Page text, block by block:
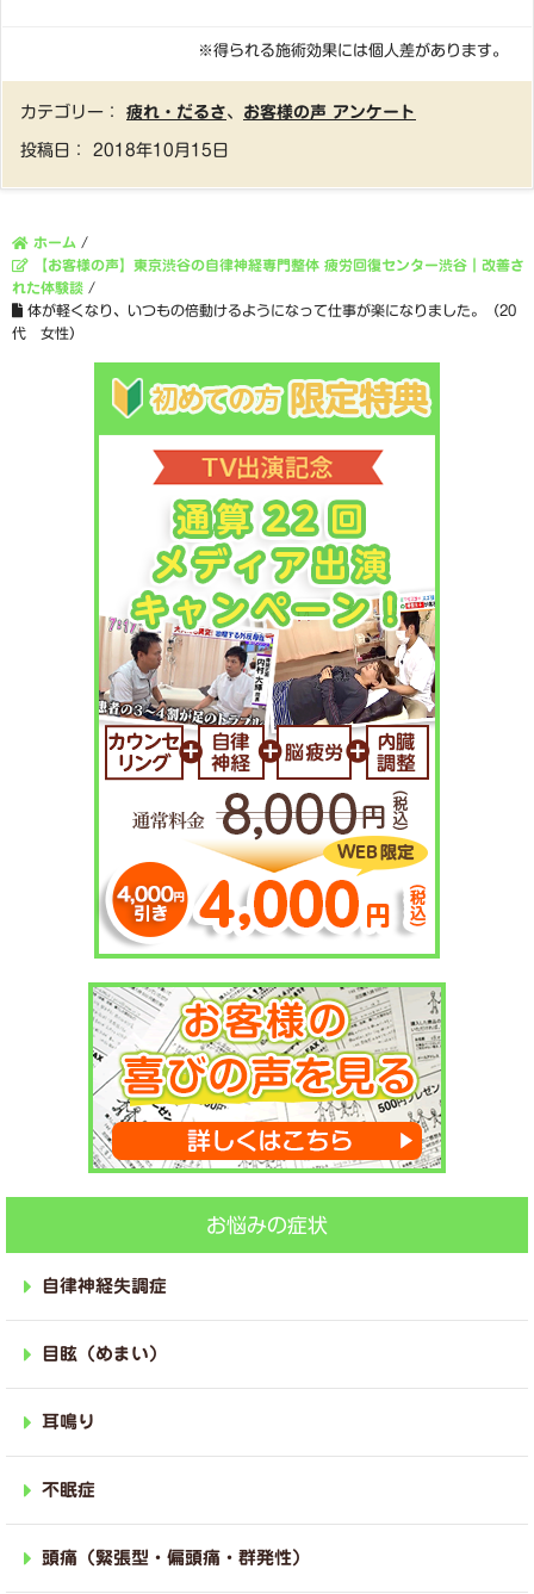
※得られる施術効果には個人差があります。
カテゴリー： 疲れ・だるさ、 お客様の声 アンケート
投稿日： 2018年10月15日
ホーム /
【お客様の声】東京渋谷の自律神経専門整体 疲労回復センター渋谷｜改善さ
れた体験談 /
体が軽くなり、いつもの倍動けるようになって仕事が楽になりました。（20
代 女性）
お悩みの症状
自律神経失調症
目眩（めまい）
耳鳴り
不眠症
頭痛（緊張型・偏頭痛・群発性）